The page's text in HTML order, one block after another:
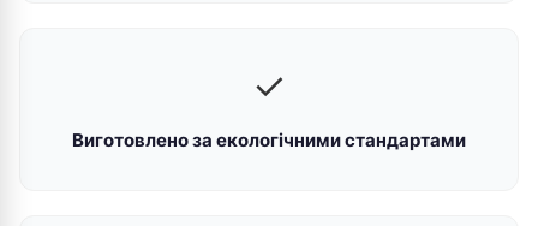
✓
Виготовлено за екологічними стандартами